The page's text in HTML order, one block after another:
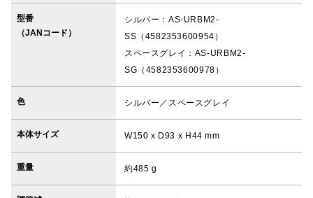
型番
（JANコード）
シルバー：AS-URBM2-
SS（4582353600954）
スペースグレイ：AS-URBM2-
SG（4582353600978）
色 シルバー／スペースグレイ
本体サイズ W150 x D93 x H44 mm
重量 約485 g